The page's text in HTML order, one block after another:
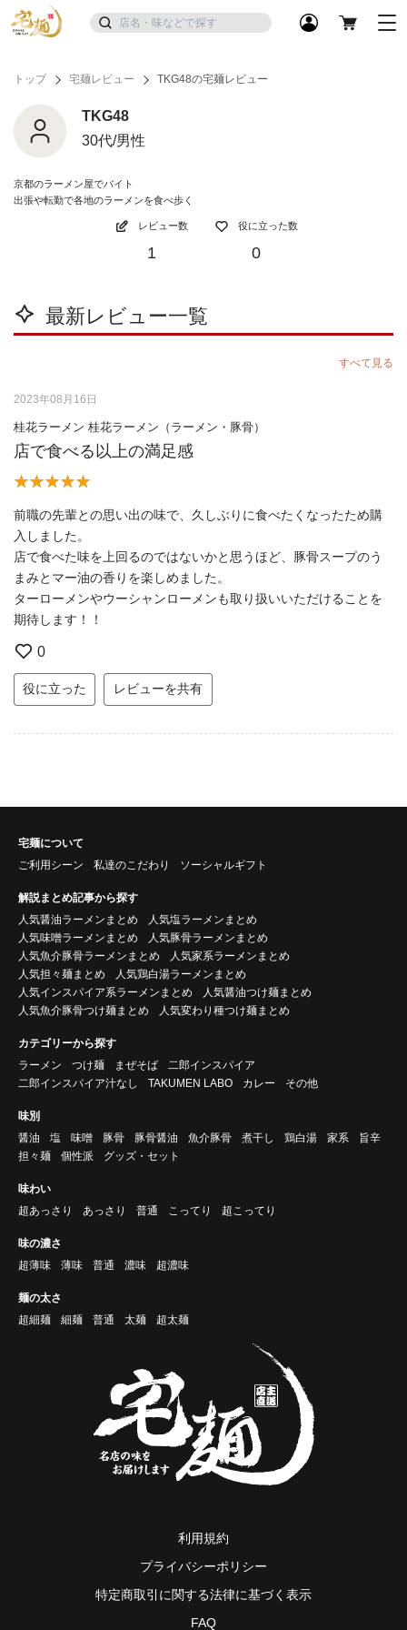
トップ 宅麺レビュー TKG48の宅麺レビュー
TKG48
30代/男性
京都のラーメン屋でバイト
出張や転勤で各地のラーメンを食べ歩く
レビュー数
1
役に立った数
0
最新レビュー一覧
すべて見る
2023年08月16日
桂花ラーメン 桂花ラーメン（ラーメン・豚骨）
店で食べる以上の満足感
前職の先輩との思い出の味で、久しぶりに食べたくなったため購
入しました。
店で食べた味を上回るのではないかと思うほど、豚骨スープのう
まみとマー油の香りを楽しめました。
ターローメンやウーシャンローメンも取り扱いいただけることを
期待します！！
0
役に立った レビューを共有
宅麺について
ご利用シーン
私達のこだわり ソーシャルギフト
解説まとめ記事から探す
人気醤油ラーメンまとめ
人気塩ラーメンまとめ
人気味噌ラーメンまとめ
人気豚骨ラーメンまとめ
人気魚介豚骨ラーメンまとめ
人気家系ラーメンまとめ
人気担々麺まとめ
人気鶏白湯ラーメンまとめ
人気インスパイア系ラーメンまとめ
人気醤油つけ麺まとめ
人気魚介豚骨つけ麺まとめ
人気変わり種つけ麺まとめ
カテゴリーから探す
ラーメン
つけ麺 まぜそば
二郎インスパイア
二郎インスパイア汁なし
TAKUMEN LABO カレー その他
味別
醤油
塩 味噌 豚骨 豚骨醤油 魚介豚骨 煮干し 鶏白湯 家系
旨辛
担々麺
個性派 グッズ・セット
味わい
超あっさり
あっさり 普通 こってり 超こってり
味の濃さ
超薄味
薄味 普通 濃味 超濃味
麺の太さ
超細麺
細麺 普通 太麺 超太麺
利用規約
プライバシーポリシー
特定商取引に関する法律に基づく表示
FAQ